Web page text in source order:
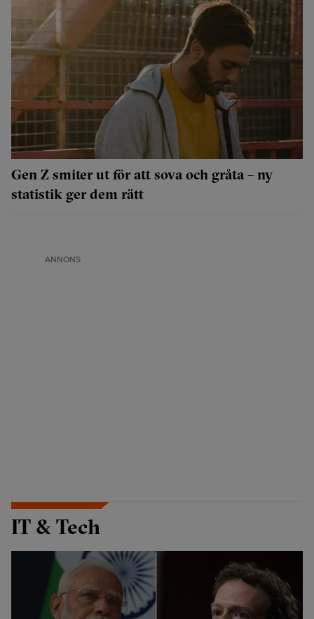
Gen Z smiter ut för att sova och gråta – ny
statistik ger dem rätt
ANNONS
IT & Tech